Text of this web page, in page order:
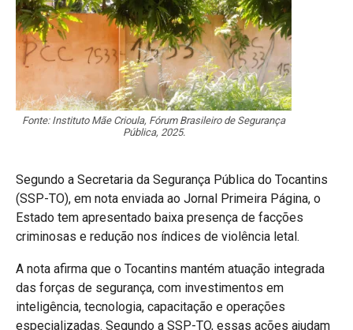
Fonte: Instituto Mãe Crioula, Fórum Brasileiro de Segurança
Pública, 2025.
Segundo a Secretaria da Segurança Pública do Tocantins
(SSP-TO), em nota enviada ao Jornal Primeira Página, o
Estado tem apresentado baixa presença de facções
criminosas e redução nos índices de violência letal.
A nota afirma que o Tocantins mantém atuação integrada
das forças de segurança, com investimentos em
inteligência, tecnologia, capacitação e operações
especializadas. Segundo a SSP-TO, essas ações ajudam